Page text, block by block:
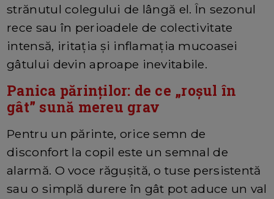
strănutul colegului de lângă el. În sezonul
rece sau în perioadele de colectivitate
intensă, iritația și inflamația mucoasei
gâtului devin aproape inevitabile.
Panica părinților: de ce „roșul în
gât” sună mereu grav
Pentru un părinte, orice semn de
disconfort la copil este un semnal de
alarmă. O voce răgușită, o tuse persistentă
sau o simplă durere în gât pot aduce un val